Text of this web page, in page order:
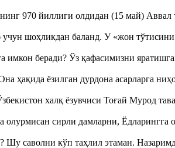
970 йиллиги олдидан (15 май) Аввал
шоҳликдан баланд. У «жон
имкон беради? Ўз қафасимизни
ҳақида ёзилган дурдона асарларга
халқ ёзувчиси Тоғай Мурод
олурмисан сирли дамларни,
саволни кўп таҳлил этаман.